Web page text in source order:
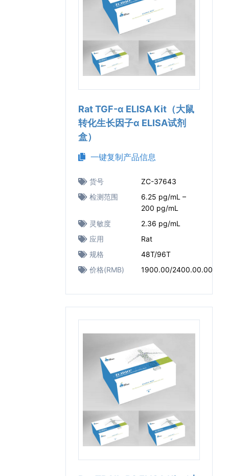
Rat TGF-α ELISA Kit（大鼠
转化生长因子α ELISA试剂
盒）
一键复制产品信息
货号
ZC-37643
检测范围
6.25 pg/mL –
200 pg/mL
灵敏度
2.36 pg/mL
应用
Rat
规格
48T/96T
价格(RMB)
1900.00/2400.00.00